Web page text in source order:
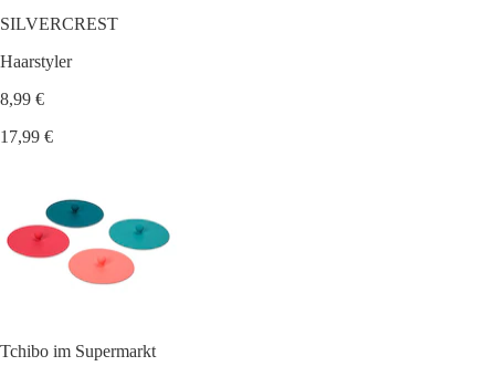
SILVERCREST
Haarstyler
8,99 €
17,99 €
Tchibo im Supermarkt